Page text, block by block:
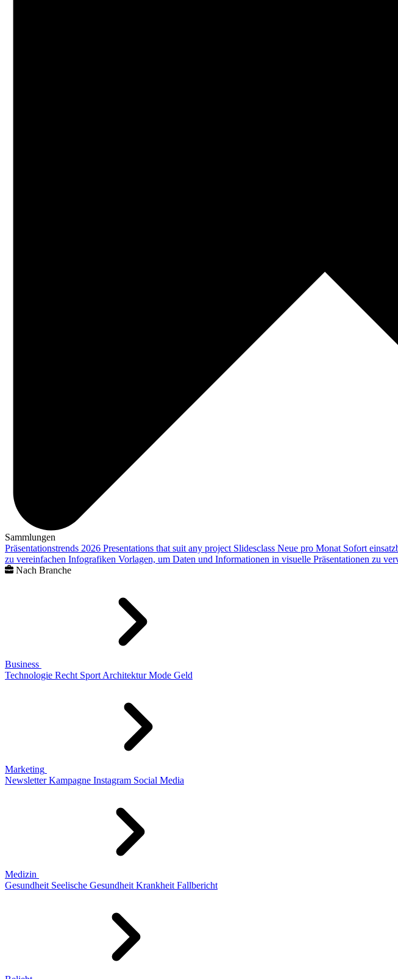
Sammlungen
Präsentationstrends 2026 Presentations that suit any project Slidesclass Neue pro Monat Sofort
zu vereinfachen Infografiken Vorlagen, um Daten und Informationen in visuelle Präsentationen zu
Nach Branche
Business
Technologie Recht Sport Architektur Mode Geld
Marketing
Newsletter Kampagne Instagram Social Media
Medizin
Gesundheit Seelische Gesundheit Krankheit Fallbericht